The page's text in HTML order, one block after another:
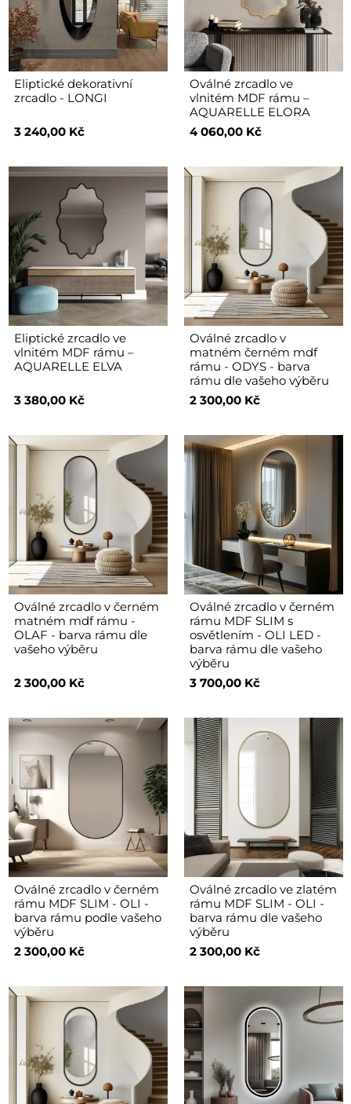
Eliptické dekorativní
zrcadlo - LONGI
3 240,00 Kč
Oválné zrcadlo ve
vlnitém MDF rámu –
AQUARELLE ELORA
4 060,00 Kč
Eliptické zrcadlo ve
vlnitém MDF rámu –
AQUARELLE ELVA
3 380,00 Kč
Oválné zrcadlo v
matném černém mdf
rámu - ODYS - barva
rámu dle vašeho výběru
2 300,00 Kč
Oválné zrcadlo v černém
matném mdf rámu -
OLAF - barva rámu dle
vašeho výběru
2 300,00 Kč
Oválné zrcadlo v černém
rámu MDF SLIM s
osvětlením - OLI LED -
barva rámu dle vašeho
výběru
3 700,00 Kč
Oválné zrcadlo v černém
rámu MDF SLIM - OLI -
barva rámu podle vašeho
výběru
2 300,00 Kč
Oválné zrcadlo ve zlatém
rámu MDF SLIM - OLI -
barva rámu dle vašeho
výběru
2 300,00 Kč